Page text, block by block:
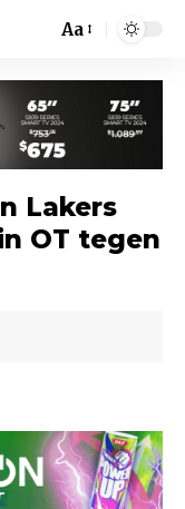
Aa
Lakers
OT tegen